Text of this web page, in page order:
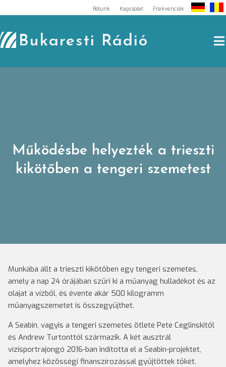
to
content
Rólunk Kapcsolat Frekvenciák
Bukaresti Rádió
Működésbe helyezték a trieszti
kikötőben a tengeri szemetest
Munkába állt a trieszti kikötőben egy tengeri szemetes,
amely a nap 24 órájában szűri ki a műanyag hulladékot és az
olajat a vízből, és évente akár 500 kilogramm
műanyagszemetet is összegyűjthet.
A Seabin, vagyis a tengeri szemetes ötlete Pete Ceglinskitől
és Andrew Turtonttól származik. A két ausztrál
vízisportrajongó 2016-ban indította el a Seabin-projektet,
amelyhez közösségi finanszírozással gyűjtöttek tőkét.